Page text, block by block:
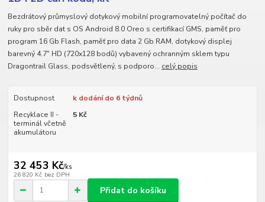
Bezdrátový průmyslový dotykový mobilní programovatelný počítač do
ruky pro sběr dat s OS Android 8.0 Oreo s certifikací GMS, paměť pro
program 16 Gb Flash, paměť pro data 2 Gb RAM, dotykový displej
barevný 4.7" HD (720x128 bodů) vybavený ochranným sklem typu
Dragontrail Glass, podsvětlený, s podporo... celý popis
Dostupnost
k dodání do 6 týdnů
Recyklace II -
terminál včetně
akumulátoru
5 Kč
32 453 Kč/ks
26 820 Kč bez DPH
Přidat do košíku